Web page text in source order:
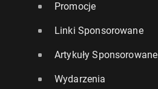
Promocje
Linki Sponsorowane
Artykuły Sponsorowane
Wydarzenia